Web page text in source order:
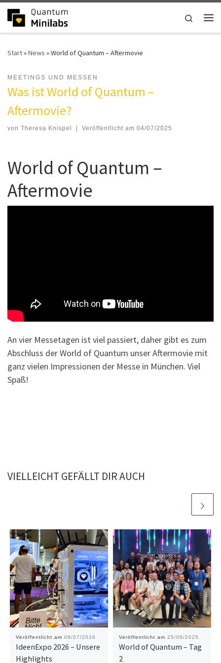
Zum Inhalt springen
Search
Start»News »World of Quantum – Aftermovie
MEETINGS UND MESSEN
World of Quantum –
Aftermovie
von Theresa Knispel Veröffentlicht am 04/07/2025
World of Quantum –
Aftermovie
An vier Messetagen ist viel passiert, daher gibt es zum
Abschluss der World of Quantum unser Aftermovie mit
ganz vielen Impressionen der Messe in München. Viel
Spaß!
VIELLEICHT GEFÄLLT DIR AUCH
Veröffentlicht am 08/07/2026
IdeenExpo 2026 – Unsere
Highlights
Veröffentlicht am 25/06/2025
World of Quantum – Tag
2